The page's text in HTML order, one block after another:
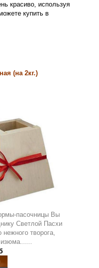
красиво, используя
купить в
(на 2кг.)
пасочницы Вы
Светлой Пасхи
нежного творога,